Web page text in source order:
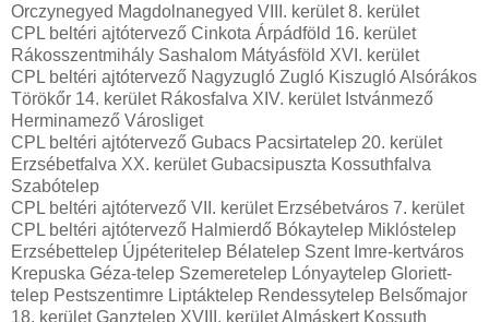
Orczynegyed Magdolnanegyed VIII. kerület 8. kerület
CPL beltéri ajtótervező Cinkota Árpádföld 16. kerület
Rákosszentmihály Sashalom Mátyásföld XVI. kerület
CPL beltéri ajtótervező Nagyzugló Zugló Kiszugló Alsórákos
Törökőr 14. kerület Rákosfalva XIV. kerület Istvánmező
Herminamező Városliget
CPL beltéri ajtótervező Gubacs Pacsirtatelep 20. kerület
Erzsébetfalva XX. kerület Gubacsipuszta Kossuthfalva
Szabótelep
CPL beltéri ajtótervező VII. kerület Erzsébetváros 7. kerület
CPL beltéri ajtótervező Halmierdő Bókaytelep Miklóstelep
Erzsébettelep Újpéteritelep Bélatelep Szent Imre-kertváros
Krepuska Géza-telep Szemeretelep Lónyaytelep Gloriett-
telep Pestszentimre Liptáktelep Rendessytelep Belsőmajor
18. kerület Ganztelep XVIII. kerület Almáskert Kossuth